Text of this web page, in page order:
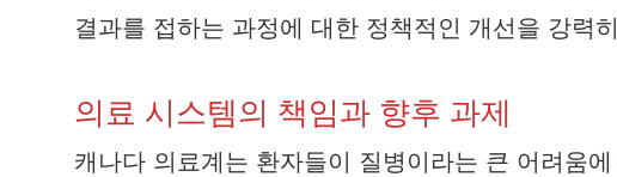
결과를 접하는 과정에 대한 정책적인 개선을 강력
의료 시스템의 책임과 향후 과제
캐나다 의료계는 환자들이 질병이라는 큰 어려움